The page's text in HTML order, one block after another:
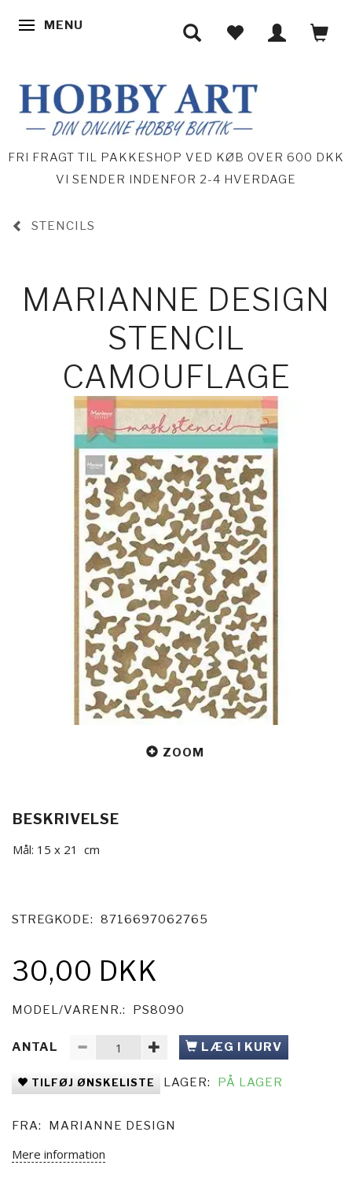
SKIFTE NAVIGATION
MENU
FRI FRAGT TIL PAKKESHOP VED KØB OVER 600 DKK
VI SENDER INDENFOR 2-4 HVERDAGE
STENCILS
MARIANNE DESIGN
STENCIL
CAMOUFLAGE
ZOOM
BESKRIVELSE
Mål: 15 x 21 cm
STREGKODE: 8716697062765
30,00 DKK
MODEL/VARENR.: PS8090
ANTAL LÆG I KURV
TILFØJ ØNSKELISTE LAGER: PÅ LAGER
FRA: MARIANNE DESIGN
Mere information